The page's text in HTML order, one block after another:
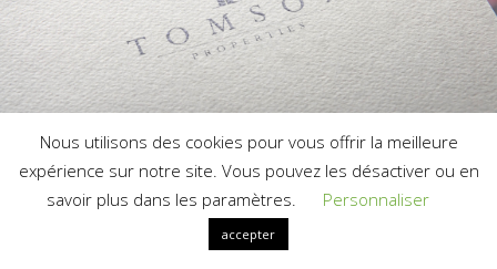
Nous utilisons des cookies pour vous offrir la meilleure
expérience sur notre site. Vous pouvez les désactiver ou en
savoir plus dans les paramètres.
Personnaliser
accepter